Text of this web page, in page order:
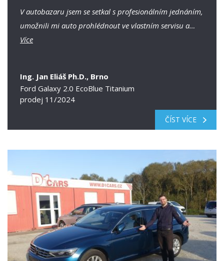
V autobazaru jsem se setkal s profesionálním jednáním,
umožnili mi auto prohlédnout ve vlastním servisu a…
Více
Ing. Jan Eliáš Ph.D., Brno
Ford Galaxy 2.0 EcoBlue Titanium
prodej 11/2024
ČÍST VÍCE